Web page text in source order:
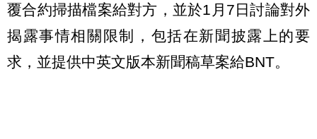
覆合約掃描檔案給對方，並於1月7日討論對外
揭露事情相關限制，包括在新聞披露上的要
求，並提供中英文版本新聞稿草案給BNT。